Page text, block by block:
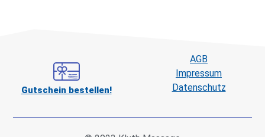
Gutschein bestellen!
AGB
Impressum
Datenschutz